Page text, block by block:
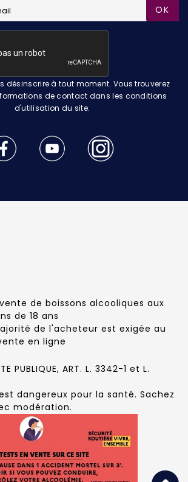
OK
désinscrire à tout moment. Vous trouverez
de contact dans les conditions
d'utilisation du site.
de boissons alcooliques aux
de 18 ans
de l'acheteur est exigée au
en ligne
PUBLIQUE, ART. L. 3342-1 et L.
dangereux pour la santé. Sachez
modération.